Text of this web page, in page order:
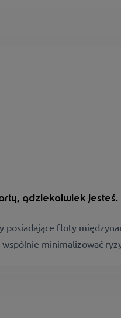
gdziekolwiek jesteś.
floty
minimalizować